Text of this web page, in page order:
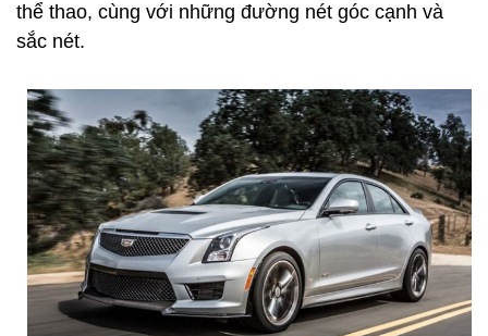
thể thao, cùng với những đường nét góc cạnh và
sắc nét.